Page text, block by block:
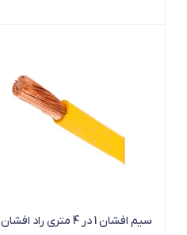
سیم افشان 1 در 4 متری راد افشان